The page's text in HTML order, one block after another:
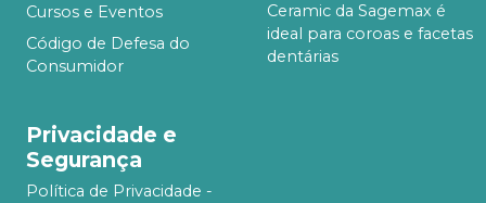
Cursos e Eventos
Código de Defesa do
Consumidor
Ceramic da Sagemax é
ideal para coroas e facetas
dentárias
Privacidade e
Segurança
Política de Privacidade -